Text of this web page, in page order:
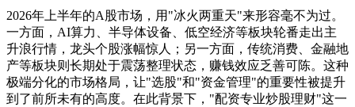
2026年上半年的A股市场，用"冰火两重天"来形容毫不为过。
一方面，AI算力、半导体设备、低空经济等板块轮番走出主
升浪行情，龙头个股涨幅惊人；另一方面，传统消费、金融地
产等板块则长期处于震荡整理状态，赚钱效应乏善可陈。这种
极端分化的市场格局，让"选股"和"资金管理"的重要性被提升
到了前所未有的高度。在此背景下，"配资专业炒股理财"这一